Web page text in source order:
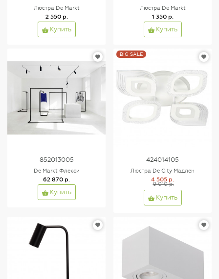
Люстра De Markt
2 550 р.
Купить
Люстра De Markt
1 350 р.
Купить
852013005
De Markt Флекси
62 870 р.
Купить
BIG SALE
424014105
Люстра De City Мадлен
4 505 р.
9 010 р.
Купить